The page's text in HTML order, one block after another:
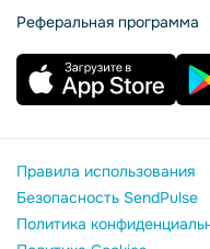
Реферальная программа
Правила использования
Безопасность SendPulse
Политика